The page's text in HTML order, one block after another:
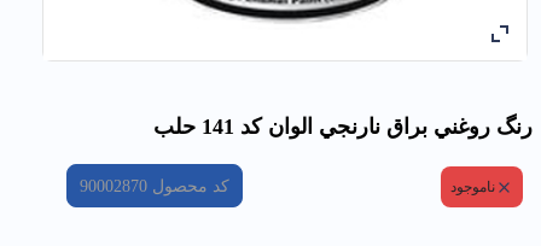
رنگ روغني براق نارنجي الوان کد 141 حلب
ناموجود کد محصول 90002870